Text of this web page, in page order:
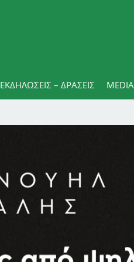
ΕΚΔΗΛΏΣΕΙΣ – ΔΡΆΣΕΙΣ MEDIA